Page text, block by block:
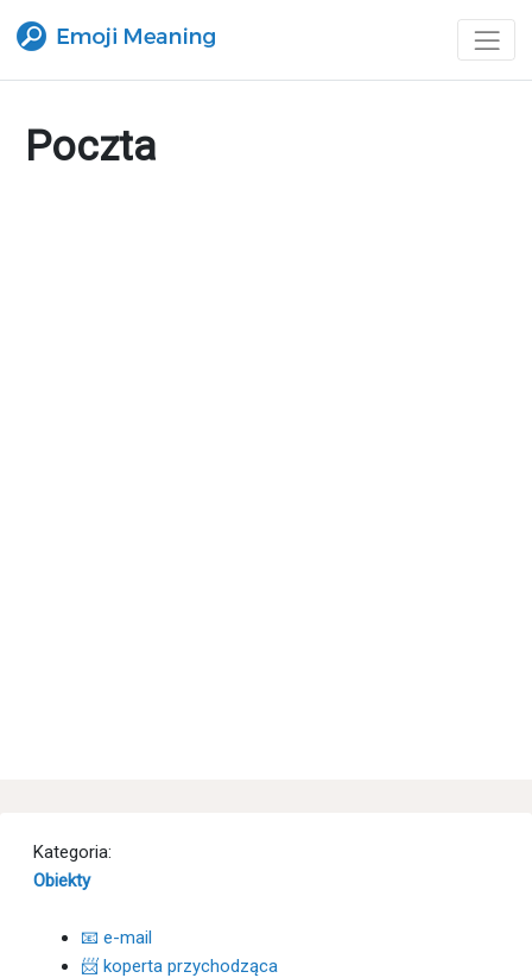
Poczta
Kategoria:
Obiekty
📧 e-mail
📨 koperta przychodząca